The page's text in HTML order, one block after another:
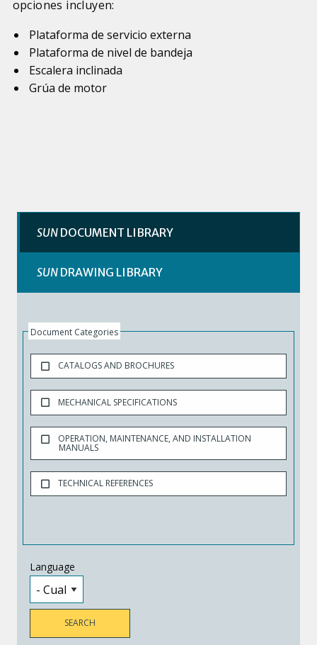
opciones incluyen:
Plataforma de servicio externa
Plataforma de nivel de bandeja
Escalera inclinada
Grúa de motor
SUNDOCUMENT LIBRARY
SUNDRAWING LIBRARY
Document Categories
CATALOGS AND BROCHURES
MECHANICAL SPECIFICATIONS
OPERATION, MAINTENANCE, AND INSTALLATION
MANUALS
TECHNICAL REFERENCES
Language